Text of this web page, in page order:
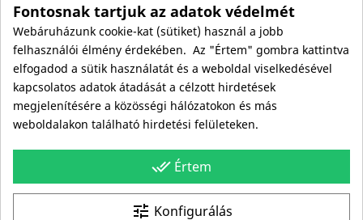
Rólunk
Kapcsolat
Viszonteladóknak
Kövess minket itt is!
Facebook
Site protected by reCAPTCHA.
Fontosnak tartjuk az adatok védelmét
Webáruházunk cookie-kat (sütiket) használ a jobb
felhasználói élmény érdekében. Az "Értem" gombra kattintva
elfogadod a sütik használatát és a weboldal viselkedésével
kapcsolatos adatok átadását a célzott hirdetések
megjelenítésére a közösségi hálózatokon és más
weboldalakon található hirdetési felületeken.
done_all Értem
tune Konfigurálás